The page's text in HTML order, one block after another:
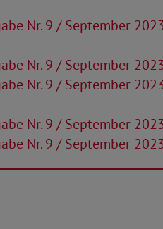
Nr. 9 / September
Nr. 9 / September
Nr. 9 / September
Nr. 9 / September
Nr. 9 / September